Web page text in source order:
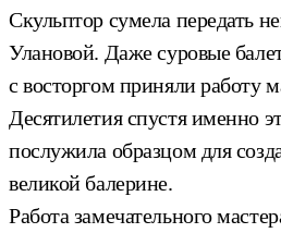
Скульптор сумела передать
Улановой. Даже суровые
с восторгом приняли работу
Десятилетия спустя именно
послужила образцом для
великой балерине.
Работа замечательного